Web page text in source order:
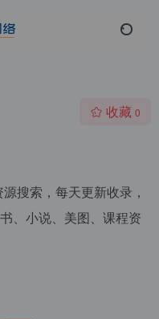
收藏 0
搜索，每天更新收录，
、小说、美图、课程资